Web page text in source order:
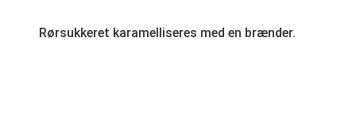
Rørsukkeret karamelliseres med en brænder.